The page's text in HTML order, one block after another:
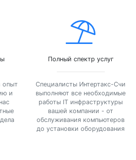
опыт
и
Полный спектр услуг
Специалисты Интертакс-Счи
выполняют все необходимые
работы IT инфраструктуры
вашей компании - от
обслуживания компьютеров
до установки оборудования